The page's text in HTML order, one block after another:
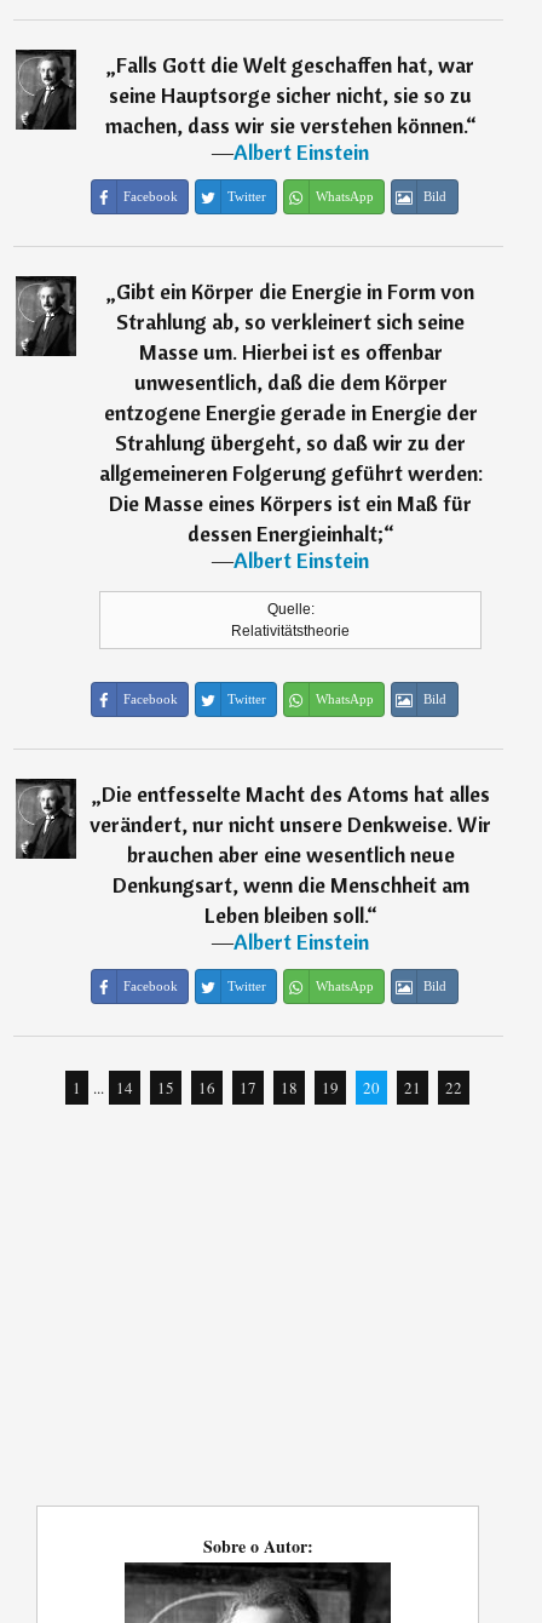
„Falls Gott die Welt geschaffen hat, war
seine Hauptsorge sicher nicht, sie so zu
machen, dass wir sie verstehen können.“
―Albert Einstein
Facebook Twitter WhatsApp Bild
„Gibt ein Körper die Energie in Form von
Strahlung ab, so verkleinert sich seine
Masse um. Hierbei ist es offenbar
unwesentlich, daß die dem Körper
entzogene Energie gerade in Energie der
Strahlung übergeht, so daß wir zu der
allgemeineren Folgerung geführt werden:
Die Masse eines Körpers ist ein Maß für
dessen Energieinhalt;“
―Albert Einstein
Quelle:
Relativitätstheorie
Facebook Twitter WhatsApp Bild
„Die entfesselte Macht des Atoms hat alles
verändert, nur nicht unsere Denkweise. Wir
brauchen aber eine wesentlich neue
Denkungsart, wenn die Menschheit am
Leben bleiben soll.“
―Albert Einstein
Facebook Twitter WhatsApp Bild
1 ... 14 15 16 17 18 19 20 21 22
Sobre o Autor: